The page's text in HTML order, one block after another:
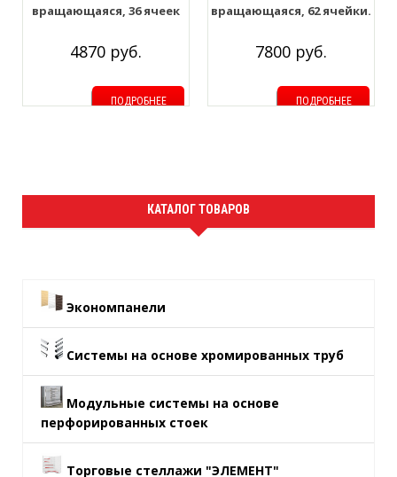
вращающаяся, 36 ячеек
4870 руб.
ПОДРОБНЕЕ
вращающаяся, 62 ячейки.
7800 руб.
ПОДРОБНЕЕ
КАТАЛОГ ТОВАРОВ
Экономпанели
Системы на основе хромированных труб
Модульные системы на основе
перфорированных стоек
Торговые стеллажи "ЭЛЕМЕНТ"